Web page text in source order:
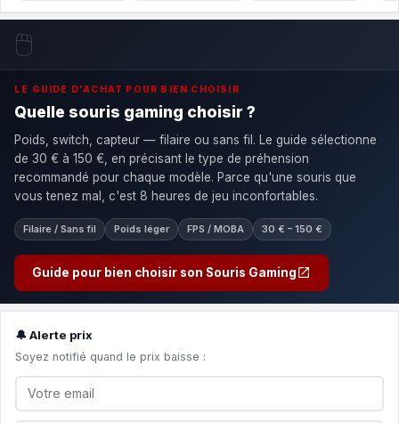
🖱️
LE GUIDE D'ACHAT POUR BIEN CHOISIR
Quelle souris gaming choisir ?
Poids, switch, capteur — filaire ou sans fil. Le guide sélectionne
de 30 € à 150 €, en précisant le type de préhension
recommandé pour chaque modèle. Parce qu'une souris que
vous tenez mal, c'est 8 heures de jeu inconfortables.
Filaire / Sans fil Poids léger FPS / MOBA 30 € – 150 €
Guide pour bien choisir son Souris Gaming
🔔 Alerte prix
Soyez notifié quand le prix baisse :